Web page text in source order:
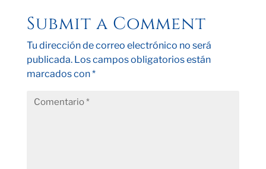
Submit a Comment
Tu dirección de correo electrónico no será
publicada. Los campos obligatorios están
marcados con*